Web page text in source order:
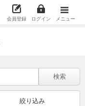
会員登録 ログイン メニュー
検索
絞り込み